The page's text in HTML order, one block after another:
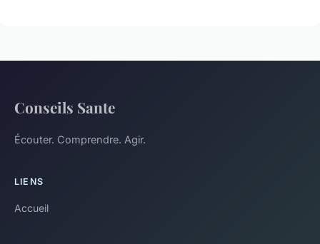
Conseils Sante
Écouter. Comprendre. Agir.
LIENS
Accueil